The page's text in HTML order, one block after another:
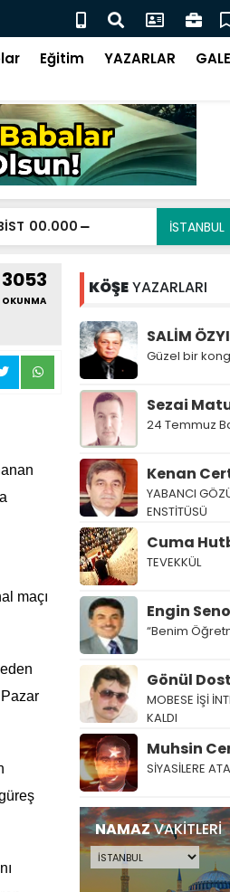
Kuzuluk Akyazı karayolu
Eğitim YAZARLAR
00.000
3053
OKUNMA
maçı
KÖŞEYAZARLARI
SALİM
Güzel bir
Sezai
24 Temmuz
Kenan
YABANCI
ENSTİTÜSÜ
Cuma
TEVEKKÜL
Engin
“Benim
Gönül
MOBESE İŞİ
KALDI
Muhsin
SİYASİLERE
NAMAZVAKİTLERİ